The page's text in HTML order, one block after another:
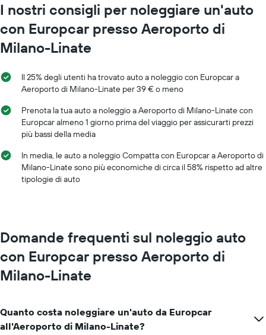
grafico
ha
asse
indicare
mesi
dell'anno
grafico
ha
asse
medio
di
un'auto
a
un
I nostri consigli per noleggiare un'auto
con Europcar presso Aeroporto di
Milano-Linate
Il 25% degli utenti ha trovato auto a noleggio con Europcar a
Aeroporto di Milano-Linate per 39 € o meno
Prenota la tua auto a noleggio a Aeroporto di Milano-Linate con
Europcar almeno 1 giorno prima del viaggio per assicurarti prezzi
più bassi della media
In media, le auto a noleggio Compatta con Europcar a Aeroporto di
Milano-Linate sono più economiche di circa il 58% rispetto ad altre
tipologie di auto
Domande frequenti sul noleggio auto
con Europcar presso Aeroporto di
Milano-Linate
Quanto costa noleggiare un'auto da Europcar
all'Aeroporto di Milano-Linate?